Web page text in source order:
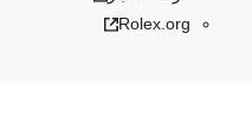
Rolex.org